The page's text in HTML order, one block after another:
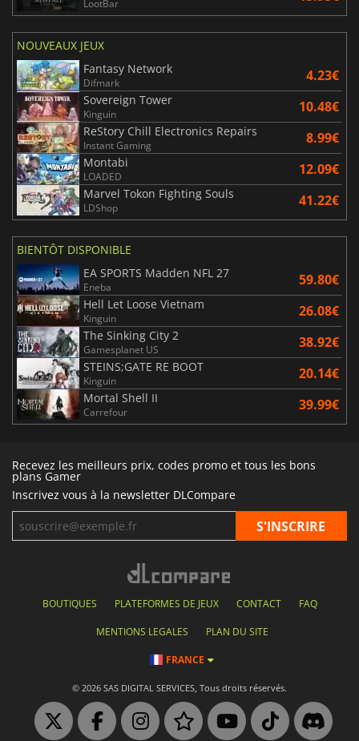
LootBar
NOUVEAUX JEUX
Fantasy Network
Difmark 4.23€
Sovereign Tower
Kinguin 10.48€
ReStory Chill Electronics Repairs
Instant Gaming 8.99€
Montabi
LOADED 12.09€
Marvel Tokon Fighting Souls
LDShop 41.22€
BIENTÔT DISPONIBLE
EA SPORTS Madden NFL 27
Eneba 59.80€
Hell Let Loose Vietnam
Kinguin 26.08€
The Sinking City 2
Gamesplanet US 38.92€
STEINS;GATE RE BOOT
Kinguin 20.14€
Mortal Shell II
Carrefour 39.99€
Recevez les meilleurs prix, codes promo et tous les bons
plans Gamer
Inscrivez vous à la newsletter DLCompare
BOUTIQUES PLATEFORMES DE JEUX CONTACT FAQ
MENTIONS LEGALES PLAN DU SITE
FRANCE
© 2026 SAS DIGITAL SERVICES, Tous droits réservés.